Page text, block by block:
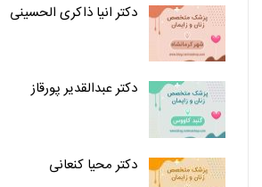
دکتر انیا ذاکری الحسینی
دکتر عبدالقدیر پورقاز
دکتر محیا کنعانی